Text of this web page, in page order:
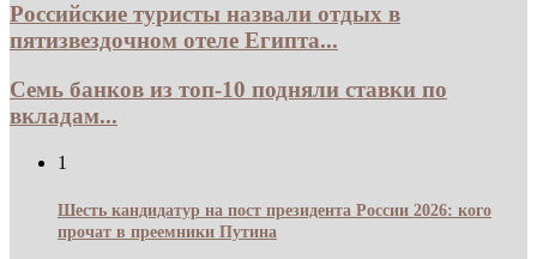
Российские туристы назвали отдых в
пятизвездочном отеле Египта...
Семь банков из топ-10 подняли ставки по
вкладам...
1
Шесть кандидатур на пост президента России 2026: кого
прочат в преемники Путина